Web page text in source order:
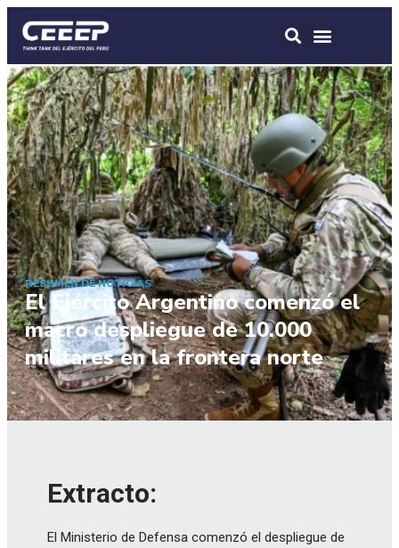
RESUMEN DE NOTICIAS
El Ejército Argentino comenzó el
macro despliegue de 10.000
militares en la frontera norte
Extracto:
El Ministerio de Defensa comenzó el despliegue de